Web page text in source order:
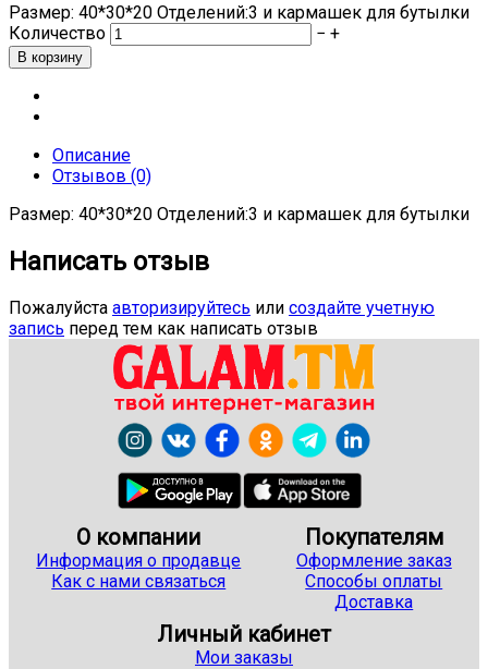
Размер: 40*30*20 Отделений:3 и кармашек для бутылки
Количество
− +
Описание
Отзывов (0)
Размер: 40*30*20 Отделений:3 и кармашек для бутылки
Написать отзыв
Пожалуйста авторизируйтесь или создайте учетную
запись перед тем как написать отзыв
О компании
Информация о продавце
Как с нами связаться
Покупателям
Оформление заказ
Способы оплаты
Доставка
Личный кабинет
Мои заказы